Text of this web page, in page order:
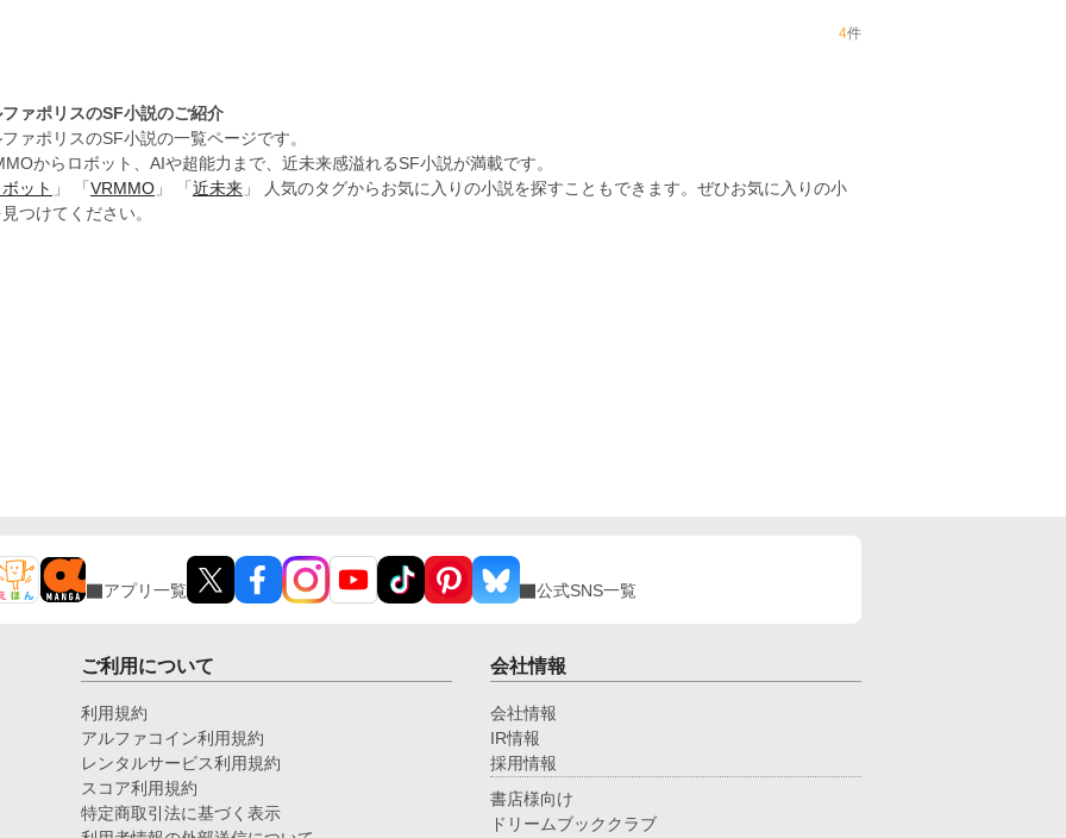
4件
ァポリスのSF小説のご紹介
ァポリスのSF小説の一覧ページです。
からロボット、AIや超能力まで、近未来感溢れるSF小説が満載です。
ット 」 「 VRMMO 」 「 近未来 」 人気のタグからお気に入りの小説を探すこともできます。ぜひお気に入りの小
つけてください。
アプリ一覧 公式SNS一覧
ご利用について
利用規約
アルファコイン利用規約
レンタルサービス利用規約
スコア利用規約
特定商取引法に基づく表示
会社情報
会社情報
IR情報
採用情報
書店様向け
ドリームブッククラブ